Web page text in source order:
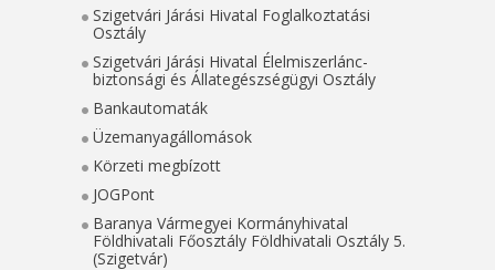
Szigetvári Járási Hivatal Foglalkoztatási
Osztály
Szigetvári Járási Hivatal Élelmiszerlánc-
biztonsági és Állategészségügyi Osztály
Bankautomaták
Üzemanyagállomások
Körzeti megbízott
JOGPont
Baranya Vármegyei Kormányhivatal
Földhivatali Főosztály Földhivatali Osztály 5.
(Szigetvár)